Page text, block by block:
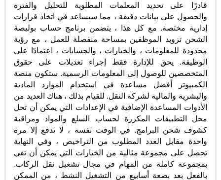
قادرًا على تحديد المعلمات المطلوبة للتحليل والفترة
والحصول على بيانات دقيقة ، مما سيساعد في اتخاذ قرارات
إدارية مختصة. مع كل هذا ، يتضمن برنامج حساب بوليصة
الشحن تزويد الموظفين بمساحة منفصلة للعمل ، مع رؤية
محدودة للمعلومات ، والخيارات ، والحسابات ، اعتمادًا على
الوظيفة. يحق للإدارة فقط إجراء تعديلات على حقوق
المتخصصين للوصول إلى المعلومات الرسمية. ستكون منصة
الكمبيوتر أفضل مساعدة في استخدام الموارد المادية
والبشرية والمالية لشركة النقل. للقيام بذلك ، هناك العديد من
الأدوات المساعدة الإضافية في الإعدادات التي يمكن أن تحل
محل التطبيقات المكررة لحساب السلع والمواد ومراقبة
كشوف شحن البرامج. في الوقت نفسه ، لا تدفع إلا مرة
واحدة مقابل العدد المطلوب من التراخيص ، وفي النهاية
تحصل على مجموعة مثالية من الخيارات التي يمكن أن تفي
بمجموعة كاملة من المهام في مجال تشغيل نقل الركاب.
بالفعل بعد بضعة أسابيع من التشغيل النشط ، من الممكن